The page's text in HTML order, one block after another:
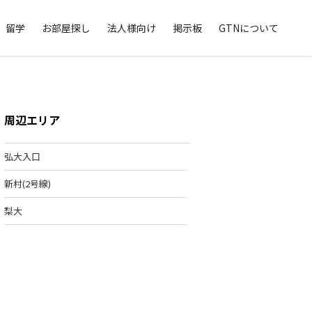
留学 お部屋探し 法人様向け 掲示板 GTNについて
周辺エリア
弘大入口
新村(2号線)
梨大